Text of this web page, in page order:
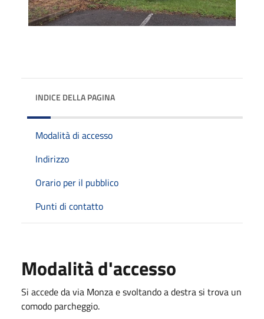
INDICE DELLA PAGINA
Modalità di accesso
Indirizzo
Orario per il pubblico
Punti di contatto
Modalità d'accesso
Si accede da via Monza e svoltando a destra si trova un
comodo parcheggio.